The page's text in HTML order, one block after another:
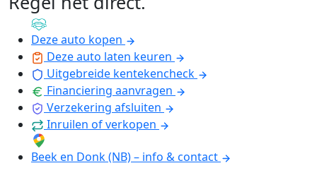
Deze auto kopen
Deze auto laten keuren
Uitgebreide kentekencheck
Financiering aanvragen
Verzekering afsluiten
Inruilen of verkopen
Beek en Donk (NB) – info & contact